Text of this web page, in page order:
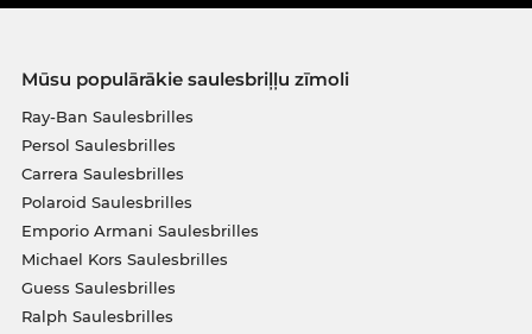
Mūsu populārākie saulesbriļļu zīmoli
Ray-Ban Saulesbrilles
Persol Saulesbrilles
Carrera Saulesbrilles
Polaroid Saulesbrilles
Emporio Armani Saulesbrilles
Michael Kors Saulesbrilles
Guess Saulesbrilles
Ralph Saulesbrilles